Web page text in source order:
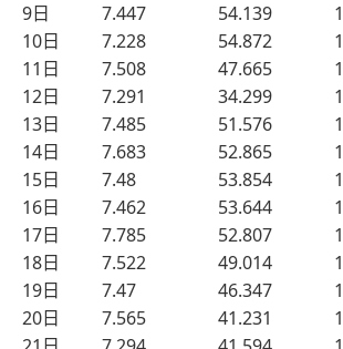
9日
7.447 54.139
10日
7.228 54.872
11日
7.508 47.665
12日
7.291 34.299
13日
7.485 51.576
14日
7.683 52.865
15日
7.48 53.854
16日
7.462 53.644
17日
7.785 52.807
18日
7.522 49.014
19日
7.47 46.347
20日
7.565 41.231